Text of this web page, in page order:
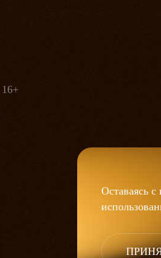
16+
Оставаясь